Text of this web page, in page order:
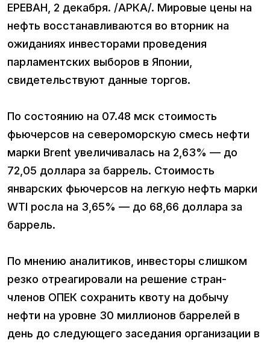
ЕРЕВАН, 2 декабря. /АРКА/. Мировые цены на
нефть восстанавливаются во вторник на
ожиданиях инвесторами проведения
парламентских выборов в Японии,
свидетельствуют данные торгов.
По состоянию на 07.48 мск стоимость
фьючерсов на североморскую смесь нефти
марки Brent увеличивалась на 2,63% — до
72,05 доллара за баррель. Стоимость
январских фьючерсов на легкую нефть марки
WTI росла на 3,65% — до 68,66 доллара за
баррель.
По мнению аналитиков, инвесторы слишком
резко отреагировали на решение стран-
членов ОПЕК сохранить квоту на добычу
нефти на уровне 30 миллионов баррелей в
день до следующего заседания организации в